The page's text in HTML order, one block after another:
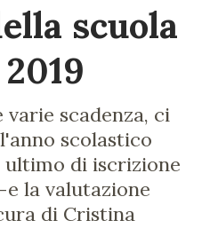
scuola
varie scadenza, ci
scolastico
di iscrizione
la valutazione
di Cristina